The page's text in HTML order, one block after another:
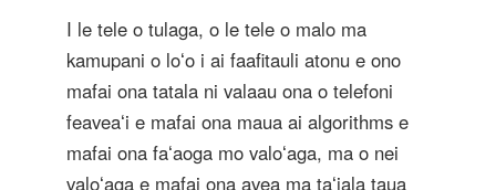
I le tele o tulaga, o le tele o malo ma
kamupani o loʻo i ai faafitauli atonu e ono
mafai ona tatala ni valaau ona o telefoni
feaveaʻi e mafai ona maua ai algorithms e
mafai ona faʻaoga mo valoʻaga, ma o nei
valoʻaga e mafai ona avea ma taʻiala taua